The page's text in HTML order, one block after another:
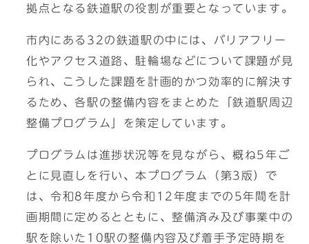
拠点となる鉄道駅の役割が重要となっています。
市内にある32の鉄道駅の中には、バリアフリー
化やアクセス道路、駐輪場などについて課題が見
られ、こうした課題を計画的かつ効率的に解決す
るため、各駅の整備内容をまとめた「鉄道駅周辺
整備プログラム」を策定しています。
プログラムは進捗状況等を見ながら、概ね5年ご
とに見直しを行い、本プログラム（第3版）で
は、令和8年度から令和12年度までの5年間を計
画期間に定めるとともに、整備済み及び事業中の
駅を除いた10駅の整備内容及び着手予定時期を